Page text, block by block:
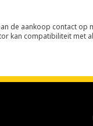
de aankoop contact op
kan compatibiliteit met